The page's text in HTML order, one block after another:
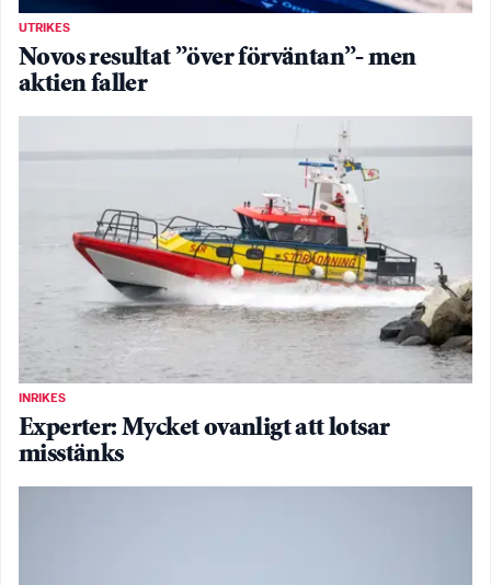
UTRIKES
Novos resultat ”över förväntan”- men
aktien faller
INRIKES
Experter: Mycket ovanligt att lotsar
misstänks